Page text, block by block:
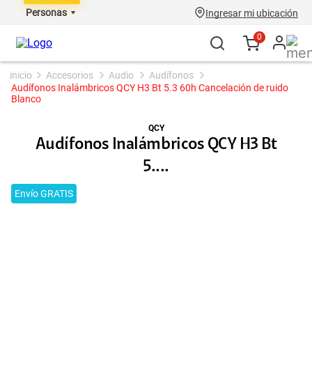
Personas Ingresar mi ubicación
0
accesorios audio
audífonos
Audífonos Inalámbricos QCY H3 Bt 5.3 60h Cancelación de ruido
Blanco
QCY
Audífonos Inalámbricos QCY H3 Bt
5....
Envío GRATIS